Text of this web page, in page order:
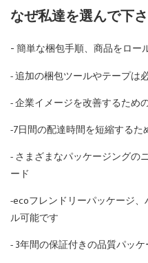
なぜ私達を選んで下さ
- 簡単な梱包手順、商品をロー
- 追加の梱包ツールやテープは
- 企業イメージを改善するため
-7日間の配達時間を短縮するた
- さまざまなパッケージングの
ード
-ecoフレンドリーパッケージ、
ル可能です
- 3年間の保証付きの品質パッケ